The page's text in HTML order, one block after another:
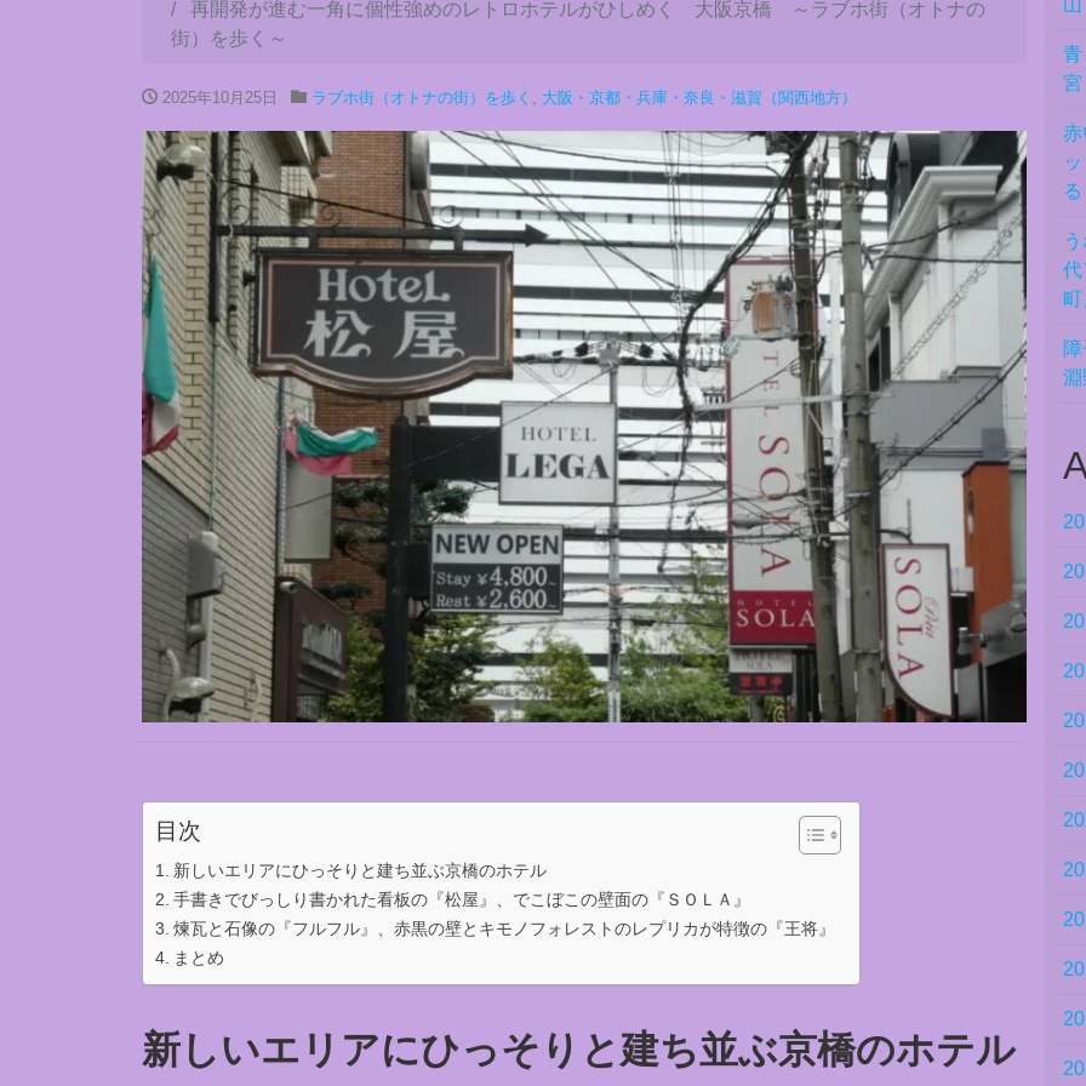
再開発が進む一角に個性強めのレトロホテルがひしめく 大阪京橋 ～ラブホ街（オトナの
街）を歩く～
2025年10月25日 ラブホ街（オトナの街）を歩く , 大阪・京都・兵庫・奈良・滋賀（関西地方）
目次
新しいエリアにひっそりと建ち並ぶ京橋のホテル
手書きでびっしり書かれた看板の『松屋』、でこぼこの壁面の『ＳＯＬＡ』
煉瓦と石像の『フルフル』、赤黒の壁とキモノフォレストのレプリカが特徴の『王将』
まとめ
新しいエリアにひっそりと建ち並ぶ京橋のホテル
赤